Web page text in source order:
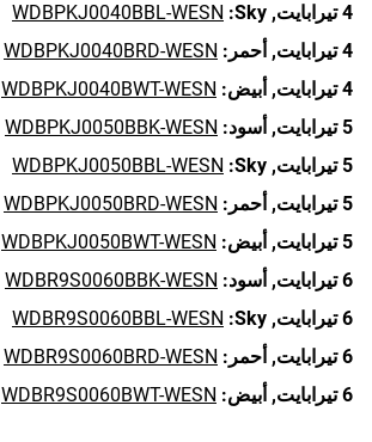
4 تيرابايت,
Sky:
WDBPKJ0040BBL-WESN
4 تيرابايت,
أحمر: WDBPKJ0040BRD-WESN
4 تيرابايت,
أبيض: WDBPKJ0040BWT-WESN
5 تيرابايت,
أسود: WDBPKJ0050BBK-WESN
5 تيرابايت,
Sky:
WDBPKJ0050BBL-WESN
5 تيرابايت,
أحمر: WDBPKJ0050BRD-WESN
5 تيرابايت,
أبيض: WDBPKJ0050BWT-WESN
6 تيرابايت,
أسود: WDBR9S0060BBK-WESN
6 تيرابايت,
Sky:
WDBR9S0060BBL-WESN
6 تيرابايت,
أحمر: WDBR9S0060BRD-WESN
6 تيرابايت,
أبيض: WDBR9S0060BWT-WESN